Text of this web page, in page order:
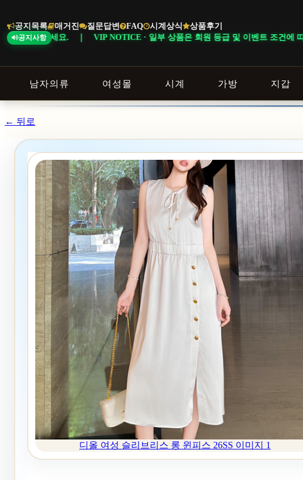
공지목록 매거진 질문답변 FAQ 시계상식 상품후기
공지사항
상품은 회원 등급 및 이벤트 조건에 따라 혜택이 다르게 적용됩니다. ｜
남자의류 여성몰 시계 가방 지갑
바
로
기
← 뒤로
디올 여성 슬리브리스 롱 윈피스 26SS 이미지 1